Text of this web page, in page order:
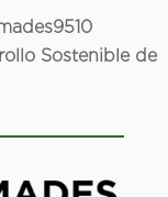
Sostenible de